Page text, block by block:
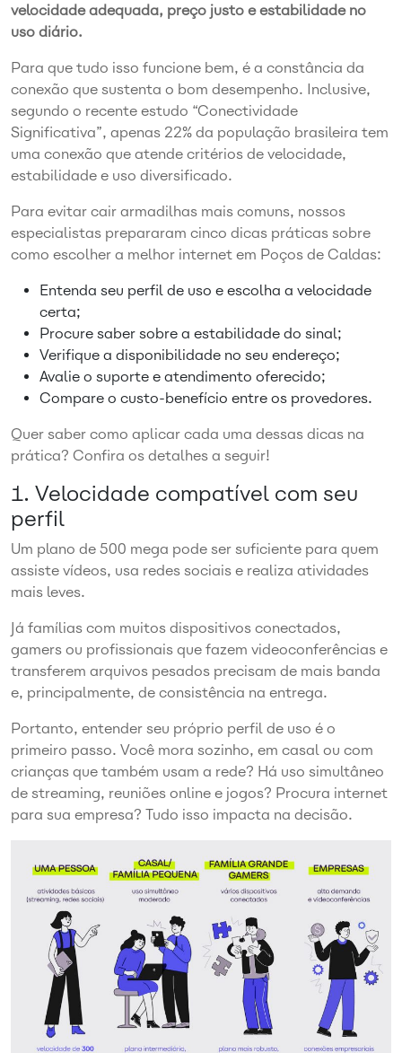
velocidade adequada, preço justo e estabilidade no
uso diário.
Para que tudo isso funcione bem, é a constância da
conexão que sustenta o bom desempenho. Inclusive,
segundo o recente estudo “Conectividade
Significativa”, apenas 22% da população brasileira tem
uma conexão que atende critérios de velocidade,
estabilidade e uso diversificado.
Para evitar cair armadilhas mais comuns, nossos
especialistas prepararam cinco dicas práticas sobre
como escolher a melhor internet em Poços de Caldas:
Entenda seu perfil de uso e escolha a velocidade
certa;
Procure saber sobre a estabilidade do sinal;
Verifique a disponibilidade no seu endereço;
Avalie o suporte e atendimento oferecido;
Compare o custo-benefício entre os provedores.
Quer saber como aplicar cada uma dessas dicas na
prática? Confira os detalhes a seguir!
1. Velocidade compatível com seu
perfil
Um plano de 500 mega pode ser suficiente para quem
assiste vídeos, usa redes sociais e realiza atividades
mais leves.
Já famílias com muitos dispositivos conectados,
gamers ou profissionais que fazem videoconferências e
transferem arquivos pesados precisam de mais banda
e, principalmente, de consistência na entrega.
Portanto, entender seu próprio perfil de uso é o
primeiro passo. Você mora sozinho, em casal ou com
crianças que também usam a rede? Há uso simultâneo
de streaming, reuniões online e jogos? Procura internet
para sua empresa? Tudo isso impacta na decisão.